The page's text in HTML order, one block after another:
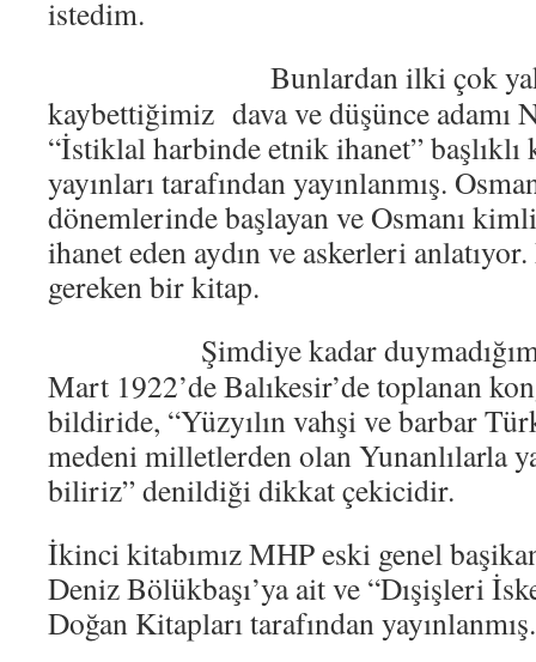
istedim.
Bunlardan ilki çok
kaybettiğimiz dava ve düşünce adamı
“İstiklal harbinde etnik ihanet” başlıklı
yayınları tarafından yayınlanmış.
dönemlerinde başlayan ve Osmanı
ihanet eden aydın ve askerleri
gereken bir kitap.
Şimdiye kadar
Mart 1922’de Balıkesir’de toplanan
bildiride, “Yüzyılın vahşi ve barbar
medeni milletlerden olan Yunanlılarla
biliriz” denildiği dikkat çekicidir.
İkinci kitabımız MHP eski genel
Deniz Bölükbaşı’ya ait ve “Dışişleri
Doğan Kitapları tarafından yayınlanmış.